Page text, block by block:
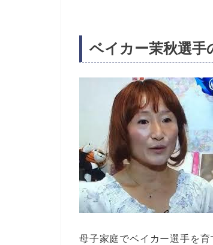
ベイカー茉秋選手
母子家庭でベイカー選手を